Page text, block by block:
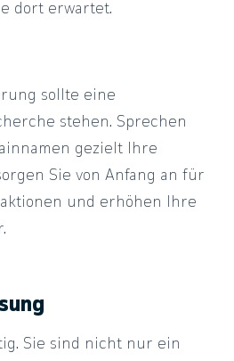
dort erwartet.
sollte eine
stehen. Sprechen
gezielt Ihre
Sie von Anfang an für
und erhöhen Ihre
Sie sind nicht nur ein